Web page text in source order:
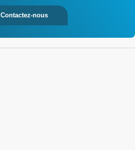
Contactez-nous